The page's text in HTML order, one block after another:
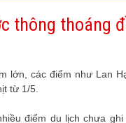
thông thoáng
lớn, các điểm như Lan
từ 1/5.
điểm du lịch chưa